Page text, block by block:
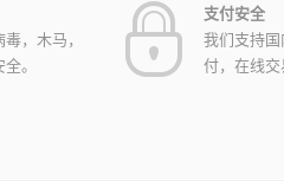
，木马，
。
支付安全
我们支持
付，在线交